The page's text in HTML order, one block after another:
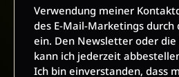
AKTUELLE
Verwendung meiner
des E-Mail-Marketings durch
ein. Den Newsletter oder die
kann ich jederzeit
Ich bin einverstanden, dass